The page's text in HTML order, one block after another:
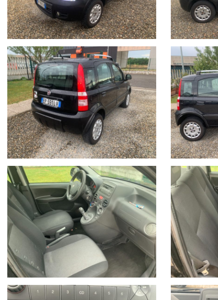
FINANZIAMENTI PERSONALIZZABILI CON TASSI AGEVOLATI E
Il prezzo indicato del veicolo non include i seguenti costi, che
•Tagliando di manutenzione ordinaria (se necessario)
•Revisione ministeriale (se in scadenza)
•Eventuali interventi o ripristini meccanici ed estetici non
specificamente indicati nell’annuncio
•Passaggio di proprieta
Il veicolo viene venduto nello stato in cui si trova, con
Si consiglia di verificare la disponibilità effettiva della vettura
Auto Italia si scusa per eventuali imprecisioni dovessero
gradito un contatto telefonico per ottenere conferma su